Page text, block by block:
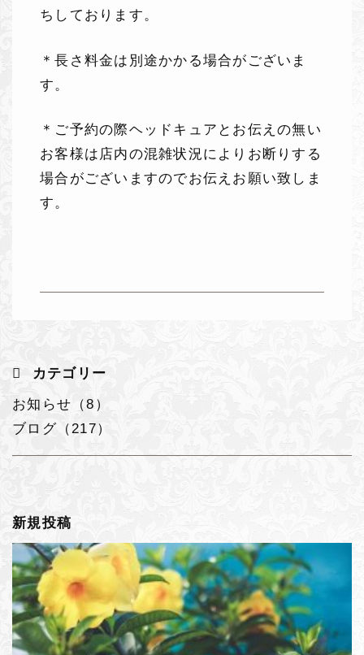
カテゴリー
お知らせ（8）
ブログ（217）
ちしております。
＊長さ料金は別途かかる場合がございま
す。
＊ご予約の際ヘッドキュアとお伝えの無い
お客様は店内の混雑状況によりお断りする
場合がございますのでお伝えお願い致しま
す。
新規投稿